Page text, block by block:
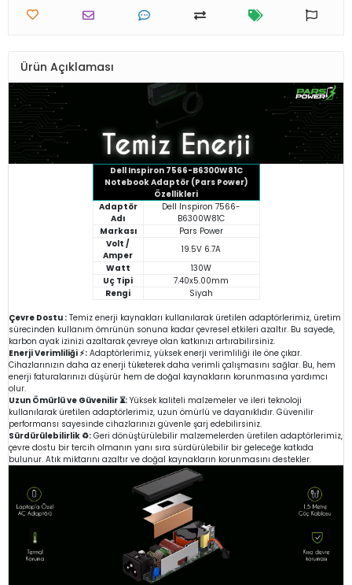
Ürün Açıklaması
Dell Inspiron 7566-B6300W81C
Notebook Adaptör (Pars Power)
Özellikleri
Adaptör
Adı
Dell Inspiron 7566-
B6300W81C
Markası
Pars Power
Volt /
Amper
19.5V 6.7A
Watt
130W
Uç Tipi
7.40x5.00mm
Rengi
Siyah
Çevre Dostu : Temiz enerji kaynakları kullanılarak üretilen adaptörlerimiz, üretim
sürecinden kullanım ömrünün sonuna kadar çevresel etkileri azaltır. Bu sayede,
karbon ayak izinizi azaltarak çevreye olan katkınızı artırabilirsiniz.
Enerji Verimliliği ⚡: Adaptörlerimiz, yüksek enerji verimliliği ile öne çıkar.
Cihazlarınızın daha az enerji tüketerek daha verimli çalışmasını sağlar. Bu, hem
enerji faturalarınızı düşürür hem de doğal kaynakların korunmasına yardımcı
olur.
Uzun Ömürlü ve Güvenilir ⏳: Yüksek kaliteli malzemeler ve ileri teknoloji
kullanılarak üretilen adaptörlerimiz, uzun ömürlü ve dayanıklıdır. Güvenilir
performansı sayesinde cihazlarınızı güvenle şarj edebilirsiniz.
Sürdürülebilirlik ♻️: Geri dönüştürülebilir malzemelerden üretilen adaptörlerimiz,
çevre dostu bir tercih olmanın yanı sıra sürdürülebilir bir geleceğe katkıda
bulunur. Atık miktarını azaltır ve doğal kaynakların korunmasını destekler.